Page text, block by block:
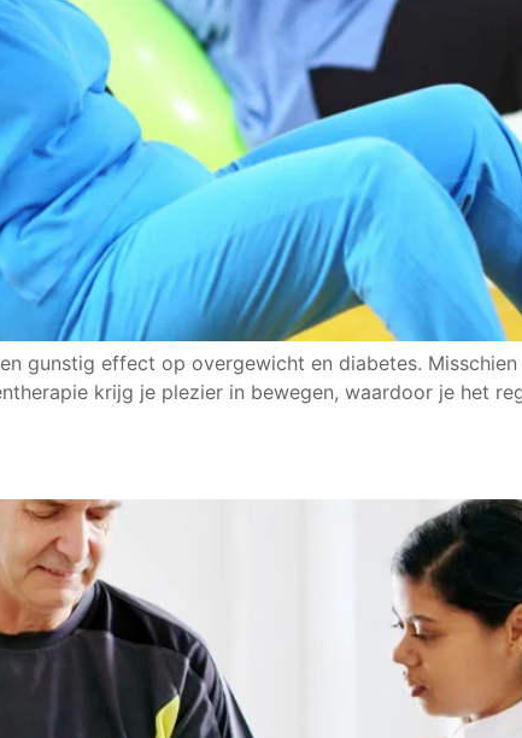
gunstig effect op overgewicht en diabetes.
krijg je plezier in bewegen, waardoor je het